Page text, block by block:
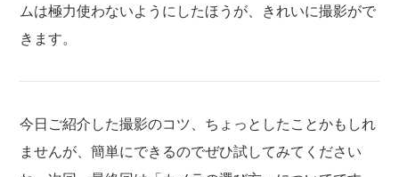
ムは極力使わないようにしたほうが、きれいに撮影がで
きます。
今日ご紹介した撮影のコツ、ちょっとしたことかもしれ
ませんが、簡単にできるのでぜひ試してみてください